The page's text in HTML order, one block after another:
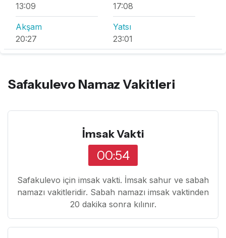
13:09
17:08
Akşam
20:27
Yatsı
23:01
Safakulevo Namaz Vakitleri
İmsak Vakti
00:54
Safakulevo için imsak vakti. İmsak sahur ve sabah
namazı vakitleridir. Sabah namazı imsak vaktinden
20 dakika sonra kılınır.